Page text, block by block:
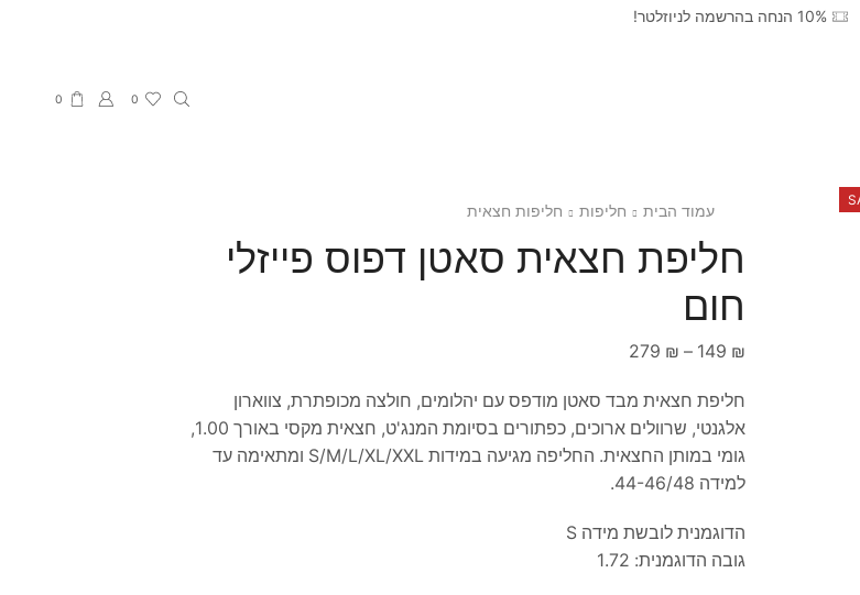
10% הנחה בהרשמה לניוזלטר!
0
0
עמוד הבית חליפות חליפות חצאית
חליפת חצאית סאטן דפוס פייזלי
חום
149 ₪
–
279 ₪
חליפת חצאית מבד סאטן מודפס עם יהלומים, חולצה מכופתרת, צווארון
אלגנטי, שרוולים ארוכים, כפתורים בסיומת המנג'ט, חצאית מקסי באורך 1.00,
גומי במותן החצאית. החליפה מגיעה במידות S/M/L/XL/XXL ומתאימה עד
למידה 44-46/48.
הדוגמנית לובשת מידה S
גובה הדוגמנית: 1.72